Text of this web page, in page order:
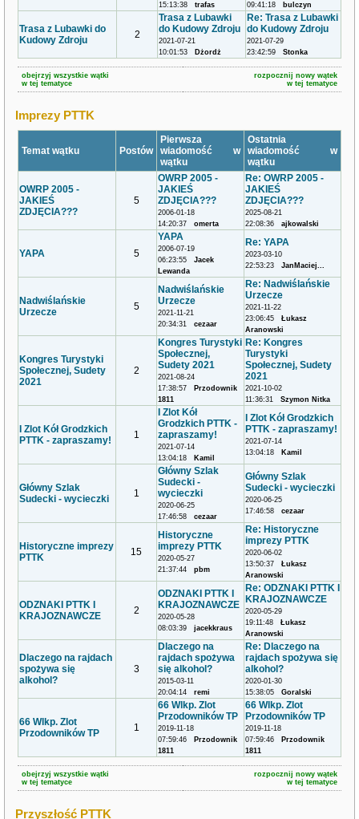
15:13:38 trafas
09:41:18 bulczyn
Trasa z Lubawki do
Kudowy Zdroju
2
Trasa z Lubawki
do Kudowy Zdroju
2021-07-21
10:01:53
Dżordż
Re: Trasa z Lubawki
do Kudowy Zdroju
2021-07-29
23:42:59 Stonka
obejrzyj wszystkie wątki
w tej tematyce
rozpocznij nowy wątek
w tej tematyce
Imprezy PTTK
Temat wątku Postów
Pierwsza
wiadomość w
wątku
Ostatnia
wiadomość w
wątku
OWRP 2005 -
JAKIEŚ
ZDJĘCIA???
5
OWRP 2005 -
JAKIEŚ
ZDJĘCIA???
2006-01-18
14:20:37 omerta
Re: OWRP 2005 -
JAKIEŚ
ZDJĘCIA???
2025-08-21
22:08:36 ajkowalski
YAPA 5
YAPA
2006-07-19
06:23:55 Jacek
Lewanda
Re: YAPA
2023-03-10
22:53:23 JanMaciej...
Nadwiślańskie
Urzecze
5
Nadwiślańskie
Urzecze
2021-11-21
20:34:31 cezaar
Re: Nadwiślańskie
Urzecze
2021-11-22
23:06:45 Łukasz
Aranowski
Kongres Turystyki
Społecznej, Sudety
2021
2
Kongres Turystyki
Społecznej,
Sudety 2021
2021-08-24
17:38:57
Przodownik
1811
Re: Kongres
Turystyki
Społecznej, Sudety
2021
2021-10-02
11:36:31 Szymon Nitka
I Zlot Kół Grodzkich
PTTK - zapraszamy!
1
I Zlot Kół
Grodzkich PTTK -
zapraszamy!
2021-07-14
13:04:18
Kamil
I Zlot Kół Grodzkich
PTTK - zapraszamy!
2021-07-14
13:04:18
Kamil
Główny Szlak
Sudecki - wycieczki
1
Główny Szlak
Sudecki -
wycieczki
2020-06-25
17:46:58 cezaar
Główny Szlak
Sudecki - wycieczki
2020-06-25
17:46:58 cezaar
Historyczne imprezy
PTTK
15
Historyczne
imprezy PTTK
2020-05-27
21:37:44 pbm
Re: Historyczne
imprezy PTTK
2020-06-02
13:50:37 Łukasz
Aranowski
ODZNAKI PTTK I
KRAJOZNAWCZE
2
ODZNAKI PTTK I
KRAJOZNAWCZE
2020-05-28
08:03:39 jacekkraus
Re: ODZNAKI PTTK I
KRAJOZNAWCZE
2020-05-29
19:11:48 Łukasz
Aranowski
Dlaczego na rajdach
spożywa się
alkohol?
3
Dlaczego na
rajdach spożywa
się alkohol?
2015-03-11
20:04:14 remi
Re: Dlaczego na
rajdach spożywa się
alkohol?
2020-01-30
15:38:05 Goralski
66 Wlkp. Zlot
Przodowników TP
1
66 Wlkp. Zlot
Przodowników TP
2019-11-18
07:59:46
Przodownik
1811
66 Wlkp. Zlot
Przodowników TP
2019-11-18
07:59:46
Przodownik
1811
obejrzyj wszystkie wątki
w tej tematyce
rozpocznij nowy wątek
w tej tematyce
Przyszłość PTTK